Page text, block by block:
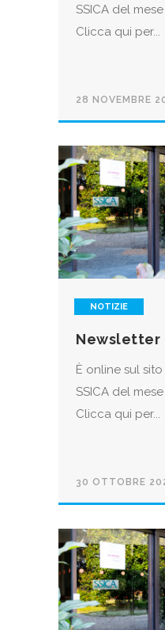
SSICA del
Clicca qui per...
28 NOVEMBRE
NOTIZIE
Newsletter
È online sul
SSICA del
Clicca qui per...
30 OTTOBRE